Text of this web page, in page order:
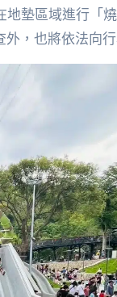
墊區域進行「
，也將依法向行